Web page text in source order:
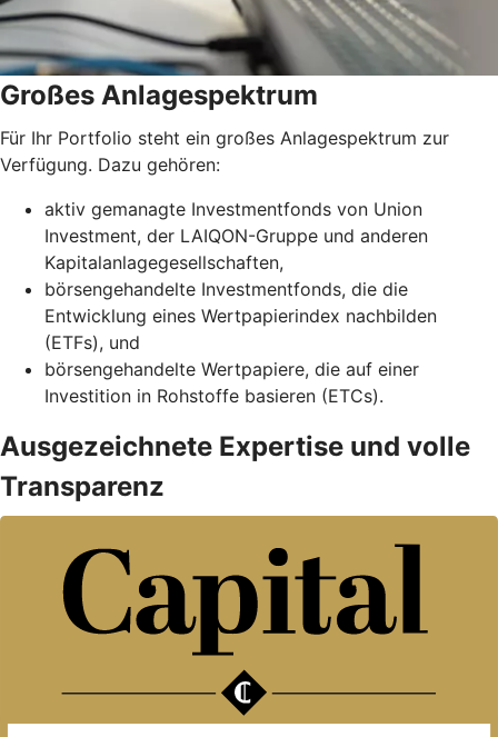
Großes Anlagespektrum
Für Ihr Portfolio steht ein großes Anlagespektrum zur
Verfügung. Dazu gehören:
aktiv gemanagte Investmentfonds von Union
Investment, der LAIQON-Gruppe und anderen
Kapitalanlagegesellschaften,
börsengehandelte Investmentfonds, die die
Entwicklung eines Wertpapierindex nachbilden
(ETFs), und
börsengehandelte Wertpapiere, die auf einer
Investition in Rohstoffe basieren (ETCs).
Ausgezeichnete Expertise und volle
Transparenz